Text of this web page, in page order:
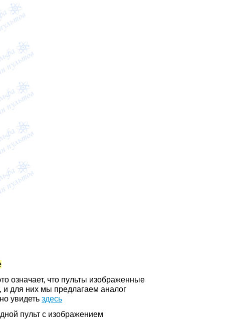
означает, что пульты изображенные
и для них мы предлагаем аналог
увидеть здесь
пульт с изображением